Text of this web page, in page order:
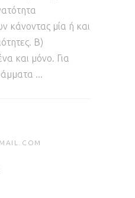
κάνοντας μία ή και
Β)
και μόνο. Για